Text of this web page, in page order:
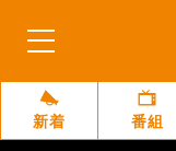
新着 番組